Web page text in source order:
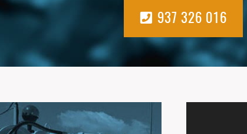
937 326 016